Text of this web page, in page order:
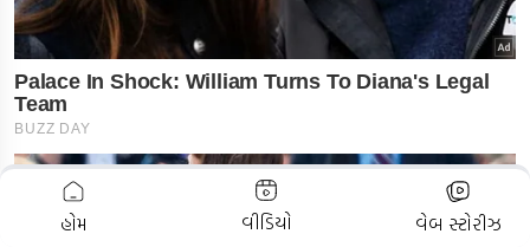
ADVERTISEMENT
હોમ વીડિયો વેબ સ્ટોરીઝ